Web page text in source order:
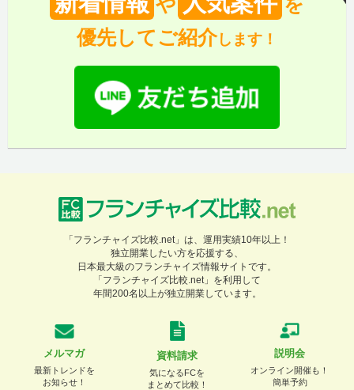
優先してご紹介します！
「フランチャイズ比較.net」は、運用実績10年以上！
独立開業したい方を応援する、
日本最大級のフランチャイズ情報サイトです。
「フランチャイズ比較.net」を利用して
年間200名以上が独立開業しています。
メルマガ
最新トレンドを
お知らせ！
資料請求
気になるFCを
まとめて比較！
説明会
オンライン開催も！
簡単予約